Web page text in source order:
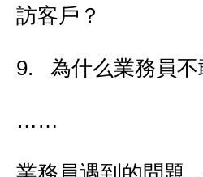
訪客戶？
9. 為什么業務員不
……